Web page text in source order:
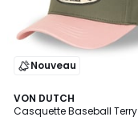
Nouveau
VON DUTCH
Casquette Baseball Terry